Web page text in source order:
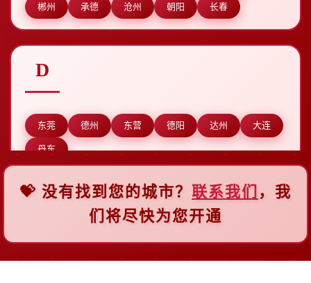
郴州 承德 沧州 朝阳 长春
D
东莞 德州 东营 德阳 达州 大连
丹东
💝 没有找到您的城市？ 联系我们 ，我
们将尽快为您开通